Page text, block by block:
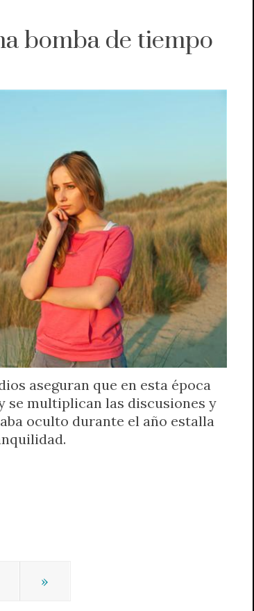
bomba de tiempo
aseguran que en esta época
se multiplican las discusiones y
oculto durante el año estalla
»